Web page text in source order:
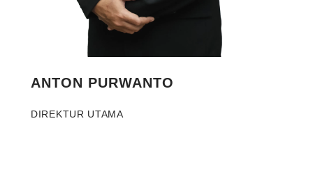
ANTON PURWANTO
DIREKTUR UTAMA